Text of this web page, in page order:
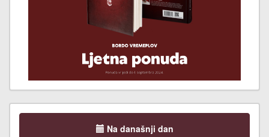
Na današnji dan